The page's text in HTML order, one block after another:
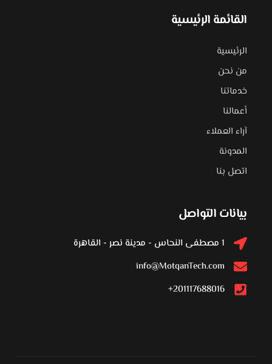
القائمة الرئيسية
الرئيسية
من نحن
خدماتنا
أعمالنا
آراء العملاء
المدونة
اتصل بنا
بيانات التواصل
1 مصطفى النحاس - مدينة نصر - القاهرة
info@MotqanTech.com
201117688016+